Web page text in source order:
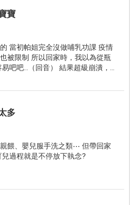
寶
當初帕姐完全沒做哺乳功課 疫情
被限制 所以回家時，我以為從瓶
回音） 結果超級崩潰，
多
餵、嬰兒服手洗之類⋯ 但帶回家
過程就是不停放下執念?